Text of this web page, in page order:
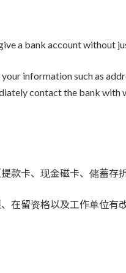
a bank account without
information such as
contact the bank with
款卡、现金磁卡、储蓄存
在留资格以及工作单位有